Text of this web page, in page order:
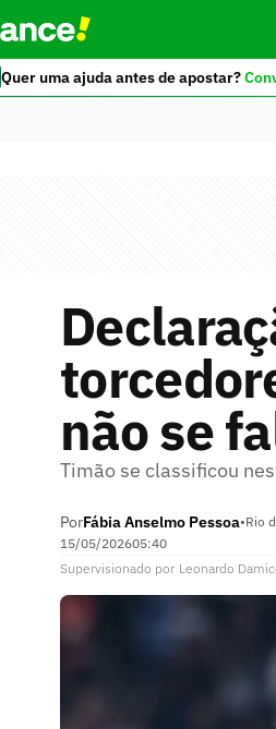
Quer uma ajuda antes de apostar?
não se
Timão se classificou
PorFábia Anselmo Pessoa•Rio
15/05/202605:40
Supervisionado por Leonardo